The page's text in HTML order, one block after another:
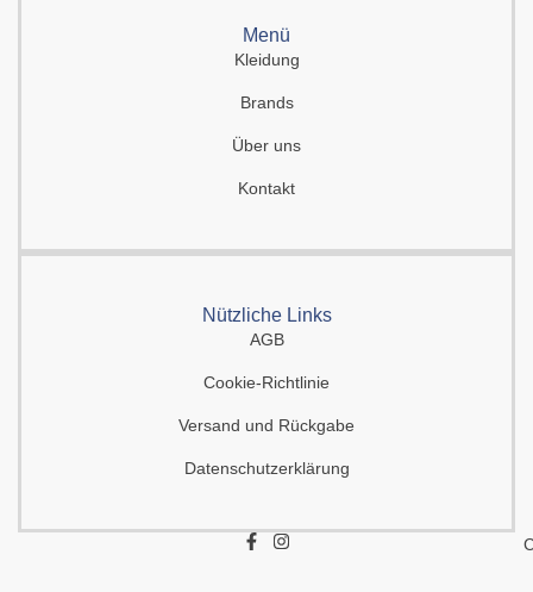
Menü
Kleidung
Brands
Über uns
Kontakt
Nützliche Links
AGB
Cookie-Richtlinie
Versand und Rückgabe
Datenschutzerklärung
F
I